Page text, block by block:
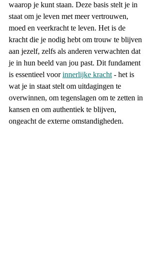
waarop je kunt staan. Deze basis stelt je in
staat om je leven met meer vertrouwen,
moed en veerkracht te leven. Het is de
kracht die je nodig hebt om trouw te blijven
aan jezelf, zelfs als anderen verwachten dat
je in hun beeld van jou past. Dit fundament
is essentieel voor innerlijke kracht - het is
wat je in staat stelt om uitdagingen te
overwinnen, om tegenslagen om te zetten in
kansen en om authentiek te blijven,
ongeacht de externe omstandigheden.